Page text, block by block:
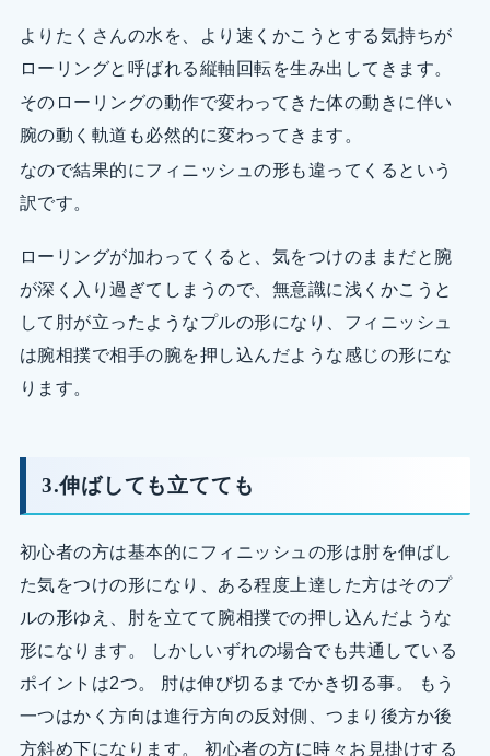
よりたくさんの水を、より速くかこうとする気持ちが
ローリングと呼ばれる縦軸回転を生み出してきます。
そのローリングの動作で変わってきた体の動きに伴い
腕の動く軌道も必然的に変わってきます。
なので結果的にフィニッシュの形も違ってくるという
訳です。
ローリングが加わってくると、気をつけのままだと腕
が深く入り過ぎてしまうので、無意識に浅くかこうと
して肘が立ったようなプルの形になり、フィニッシュ
は腕相撲で相手の腕を押し込んだような感じの形にな
ります。
3.伸ばしても立てても
初心者の方は基本的にフィニッシュの形は肘を伸ばし
た気をつけの形になり、ある程度上達した方はそのプ
ルの形ゆえ、肘を立てて腕相撲での押し込んだような
形になります。 しかしいずれの場合でも共通している
ポイントは2つ。 肘は伸び切るまでかき切る事。 もう
一つはかく方向は進行方向の反対側、つまり後方か後
方斜め下になります。 初心者の方に時々お見掛けする